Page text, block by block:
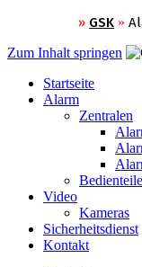
» GSK »
Zum Inhalt springen
GSK Sicherheitssysteme
Startseite
Alarm
Zentralen
Bedienteile
Video
Kameras
Sicherheitsdienst
Kontakt